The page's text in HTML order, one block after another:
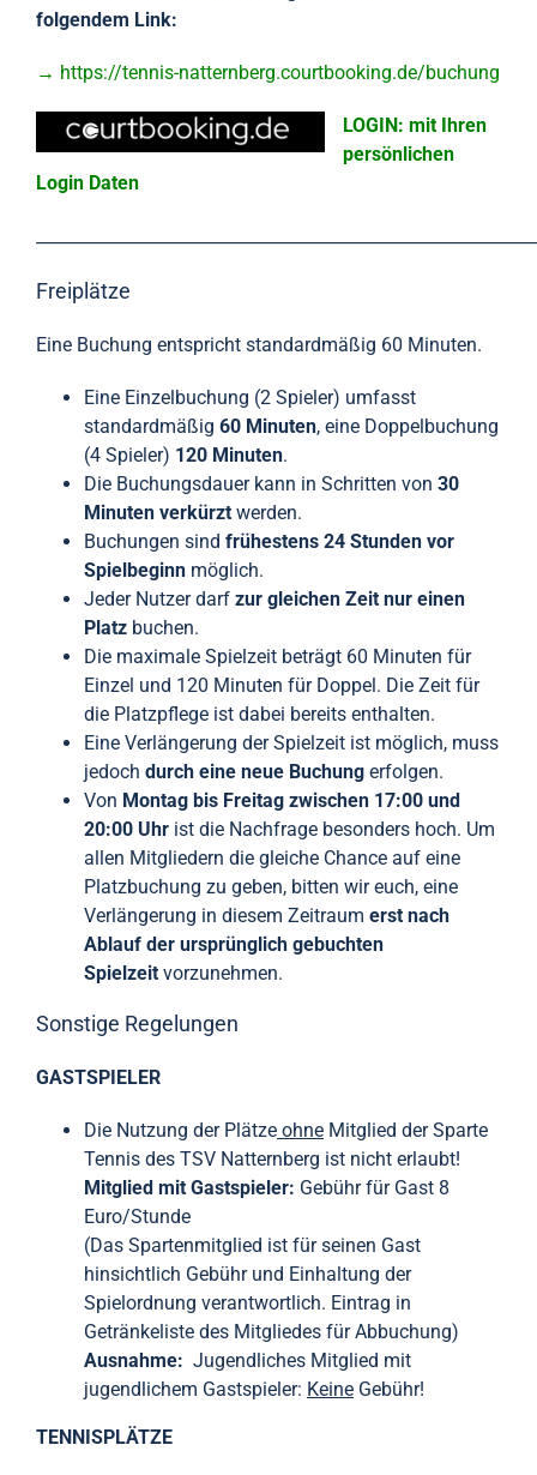
folgendem Link:
→ https://tennis-natternberg.courtbooking.de/buchung
LOGIN: mit Ihren
persönlichen
Login Daten
Freiplätze
Eine Buchung entspricht standardmäßig 60 Minuten.
Eine Einzelbuchung (2 Spieler) umfasst
standardmäßig 60 Minuten, eine Doppelbuchung
(4 Spieler) 120 Minuten.
Die Buchungsdauer kann in Schritten von 30
Minuten verkürzt werden.
Buchungen sind frühestens 24 Stunden vor
Spielbeginn möglich.
Jeder Nutzer darf zur gleichen Zeit nur einen
Platz buchen.
Die maximale Spielzeit beträgt 60 Minuten für
Einzel und 120 Minuten für Doppel. Die Zeit für
die Platzpflege ist dabei bereits enthalten.
Eine Verlängerung der Spielzeit ist möglich, muss
jedoch durch eine neue Buchung erfolgen.
Von Montag bis Freitag zwischen 17:00 und
20:00 Uhr ist die Nachfrage besonders hoch. Um
allen Mitgliedern die gleiche Chance auf eine
Platzbuchung zu geben, bitten wir euch, eine
Verlängerung in diesem Zeitraum erst nach
Ablauf der ursprünglich gebuchten
Spielzeit vorzunehmen.
Sonstige Regelungen
GASTSPIELER
Die Nutzung der Plätze ohne Mitglied der Sparte
Tennis des TSV Natternberg ist nicht erlaubt!
Mitglied mit Gastspieler: Gebühr für Gast 8
Euro/Stunde
(Das Spartenmitglied ist für seinen Gast
hinsichtlich Gebühr und Einhaltung der
Spielordnung verantwortlich. Eintrag in
Getränkeliste des Mitgliedes für Abbuchung)
Ausnahme: Jugendliches Mitglied mit
jugendlichem Gastspieler: Keine Gebühr!
TENNISPLÄTZE